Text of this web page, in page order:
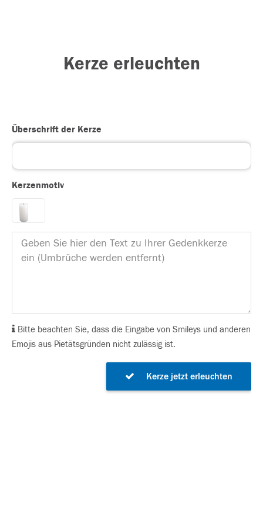
Kerze erleuchten
Überschrift der Kerze
Kerzenmotiv
Bitte beachten Sie, dass die Eingabe von Smileys und anderen
Emojis aus Pietätsgründen nicht zulässig ist.
Kerze jetzt erleuchten